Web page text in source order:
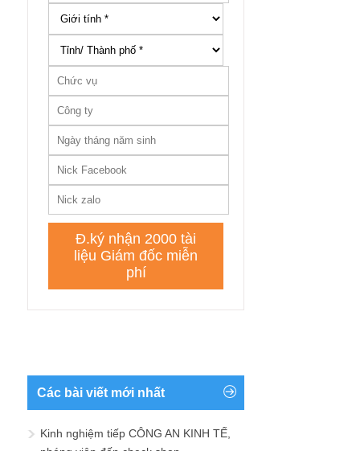
Các bài viết mới nhất
Kinh nghiệm tiếp CÔNG AN KINH TẾ,